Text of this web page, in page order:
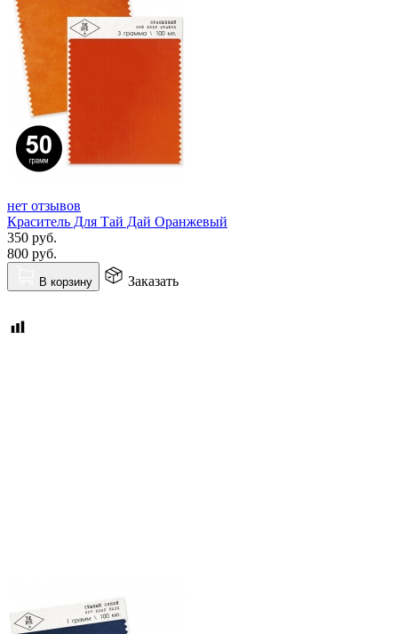
нет отзывов
Краситель Для Тай Дай Оранжевый
350 руб.
800 руб.
В корзину Заказать